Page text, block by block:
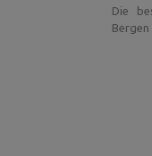
Die
Bergen